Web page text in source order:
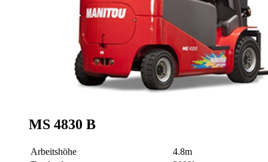
MS 4830 B
Arbeitshöhe
4.8m